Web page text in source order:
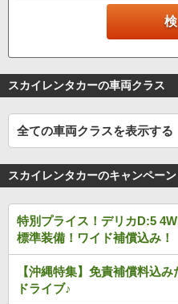
スカイレンタカーの車両クラス
全ての車両クラスを表示する
スカイレンタカーのキャンペーン
特別プライス！デリカD:5
標準装備！ワイド補償込み！
【沖縄特集】免責補償料込
ドライブ♪